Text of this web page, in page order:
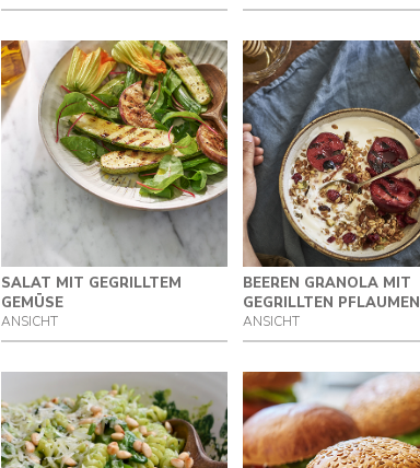
SALAT MIT GEGRILLTEM
GEMÜSE
ANSICHT
BEEREN GRANOLA MIT
GEGRILLTEN PFLAUMEN
ANSICHT